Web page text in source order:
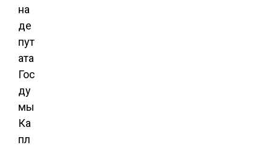
на
де
пут
ата
Гос
ду
мы
Ка
пл